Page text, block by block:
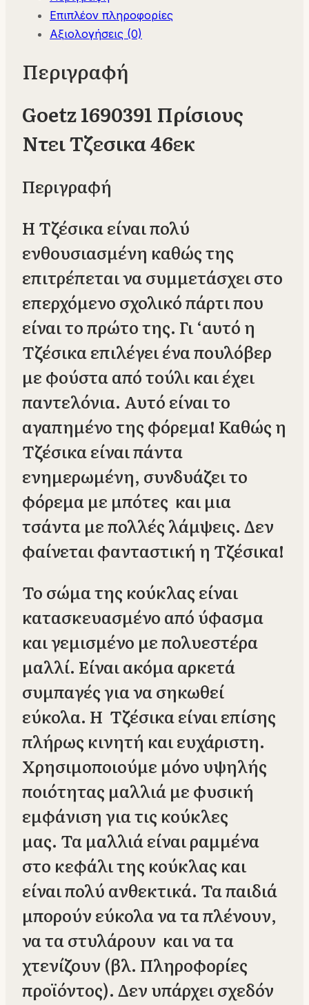
Επιπλέον πληροφορίες
Αξιολογήσεις (0)
Περιγραφή
Goetz 1690391 Πρίσιους
Ντει Τζεσικα 46εκ
Περιγραφή
Η Τζέσικα είναι πολύ
ενθουσιασμένη καθώς της
επιτρέπεται να συμμετάσχει στο
επερχόμενο σχολικό πάρτι που
είναι το πρώτο της. Γι ‘αυτό η
Τζέσικα επιλέγει ένα πουλόβερ
με φούστα από τούλι και έχει
παντελόνια. Αυτό είναι το
αγαπημένο της φόρεμα! Καθώς η
Τζέσικα είναι πάντα
ενημερωμένη, συνδυάζει το
φόρεμα με μπότες και μια
τσάντα με πολλές λάμψεις. Δεν
φαίνεται φανταστική η Τζέσικα!
Το σώμα της κούκλας είναι
κατασκευασμένο από ύφασμα
και γεμισμένο με πολυεστέρα
μαλλί. Είναι ακόμα αρκετά
συμπαγές για να σηκωθεί
εύκολα. Η Τζέσικα είναι επίσης
πλήρως κινητή και ευχάριστη.
Χρησιμοποιούμε μόνο υψηλής
ποιότητας μαλλιά με φυσική
εμφάνιση για τις κούκλες
μας. Τα μαλλιά είναι ραμμένα
στο κεφάλι της κούκλας και
είναι πολύ ανθεκτικά. Τα παιδιά
μπορούν εύκολα να τα πλένουν,
να τα στυλάρουν και να τα
χτενίζουν (βλ. Πληροφορίες
προϊόντος). Δεν υπάρχει σχεδόν